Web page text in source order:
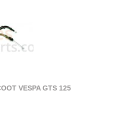
VESPA GTS 125